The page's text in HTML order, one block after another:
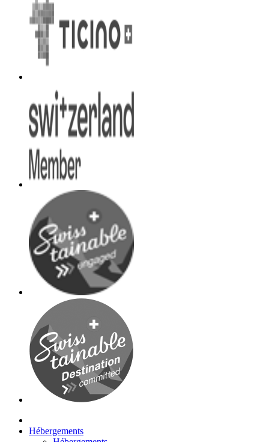
Hébergements